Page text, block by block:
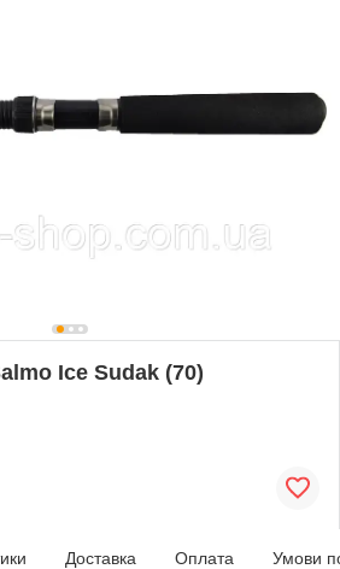
Ice Sudak (70)
Доставка Оплата Умови